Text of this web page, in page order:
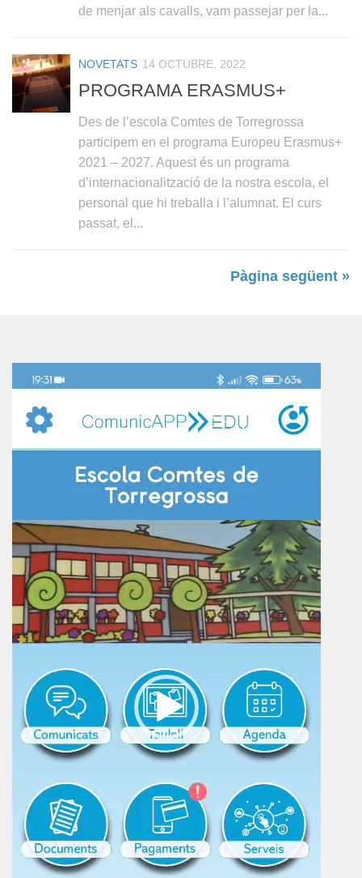
de menjar als cavalls, vam passejar per la...
NOVETATS 14 OCTUBRE, 2022
PROGRAMA ERASMUS+
Des de l’escola Comtes de Torregrossa
participem en el programa Europeu Erasmus+
2021 – 2027. Aquest és un programa
d’internacionalització de la nostra escola, el
personal que hi treballa i l’alumnat. El curs
passat, el...
Pàgina següent »
de
vídeo